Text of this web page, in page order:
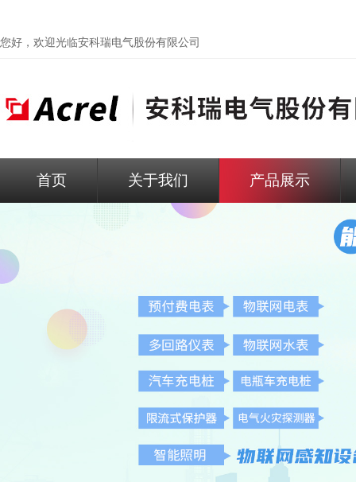
您好，欢迎光临安科瑞电气股份有限公司
首页 关于我们 产品展示